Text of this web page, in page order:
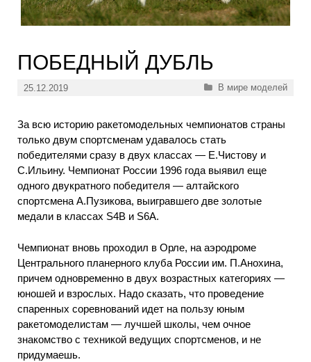
ПОБЕДНЫЙ ДУБЛЬ
25.12.2019 Рубрики
В мире моделей
За всю историю ракетомодельных чемпионатов страны
только двум спортсменам удавалось стать
победителями сразу в двух классах — Е.Чистову и
С.Ильину. Чемпионат России 1996 года выявил еще
одного двукратного победителя — алтайского
спортсмена А.Пузикова, выигравшего две золотые
медали в классах S4B и S6A.
Чемпионат вновь проходил в Орле, на аэродроме
Центрального планерного клуба России им. П.Анохина,
причем одновременно в двух возрастных категориях —
юношей и взрослых. Надо сказать, что проведение
спаренных соревнований идет на пользу юным
ракетомоделистам — лучшей школы, чем очное
знакомство с техникой ведущих спортсменов, и не
придумаешь.